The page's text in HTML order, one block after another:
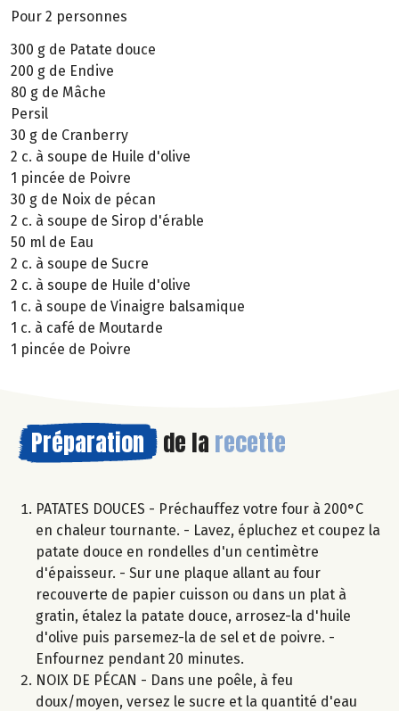
Pour 2 personnes
300 g de Patate douce
200 g de Endive
80 g de Mâche
Persil
30 g de Cranberry
2 c. à soupe de Huile d'olive
1 pincée de Poivre
30 g de Noix de pécan
2 c. à soupe de Sirop d'érable
50 ml de Eau
2 c. à soupe de Sucre
2 c. à soupe de Huile d'olive
1 c. à soupe de Vinaigre balsamique
1 c. à café de Moutarde
1 pincée de Poivre
Préparation de la recette
PATATES DOUCES - Préchauffez votre four à 200°C
en chaleur tournante. - Lavez, épluchez et coupez la
patate douce en rondelles d'un centimètre
d'épaisseur. - Sur une plaque allant au four
recouverte de papier cuisson ou dans un plat à
gratin, étalez la patate douce, arrosez-la d'huile
d'olive puis parsemez-la de sel et de poivre. -
Enfournez pendant 20 minutes.
NOIX DE PÉCAN - Dans une poêle, à feu
doux/moyen, versez le sucre et la quantité d'eau